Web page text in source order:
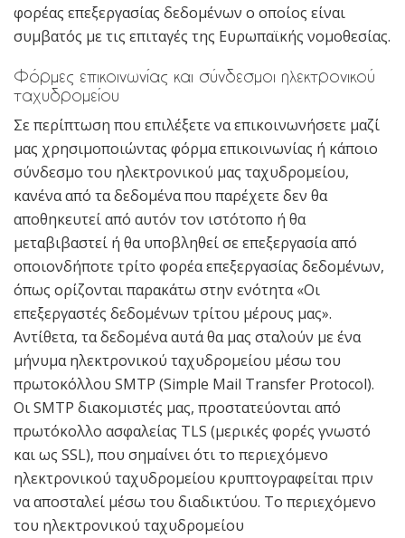
φορέας επεξεργασίας δεδομένων ο οποίος είναι
συμβατός με τις επιταγές της Ευρωπαϊκής νομοθεσίας.
Φόρμες επικοινωνίας και σύνδεσμοι ηλεκτρονικού
ταχυδρομείου
Σε περίπτωση που επιλέξετε να επικοινωνήσετε μαζί
μας χρησιμοποιώντας φόρμα επικοινωνίας ή κάποιο
σύνδεσμο του ηλεκτρονικού μας ταχυδρομείου,
κανένα από τα δεδομένα που παρέχετε δεν θα
αποθηκευτεί από αυτόν τον ιστότοπο ή θα
μεταβιβαστεί ή θα υποβληθεί σε επεξεργασία από
οποιονδήποτε τρίτο φορέα επεξεργασίας δεδομένων,
όπως ορίζονται παρακάτω στην ενότητα «Οι
επεξεργαστές δεδομένων τρίτου μέρους μας».
Αντίθετα, τα δεδομένα αυτά θα μας σταλούν με ένα
μήνυμα ηλεκτρονικού ταχυδρομείου μέσω του
πρωτοκόλλου SMTP (Simple Mail Transfer Protocol).
Οι SMTP διακομιστές μας, προστατεύονται από
πρωτόκολλο ασφαλείας TLS (μερικές φορές γνωστό
και ως SSL), που σημαίνει ότι το περιεχόμενο
ηλεκτρονικού ταχυδρομείου κρυπτογραφείται πριν
να αποσταλεί μέσω του διαδικτύου. Το περιεχόμενο
του ηλεκτρονικού ταχυδρομείου